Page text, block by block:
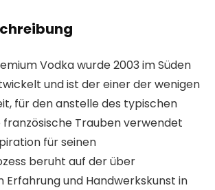
Vodka wurde 2003 im Süden
und ist der einer der wenigen
für den anstelle des typischen
Trauben verwendet
für seinen
beruht auf der über
Erfahrung und Handwerkskunst in